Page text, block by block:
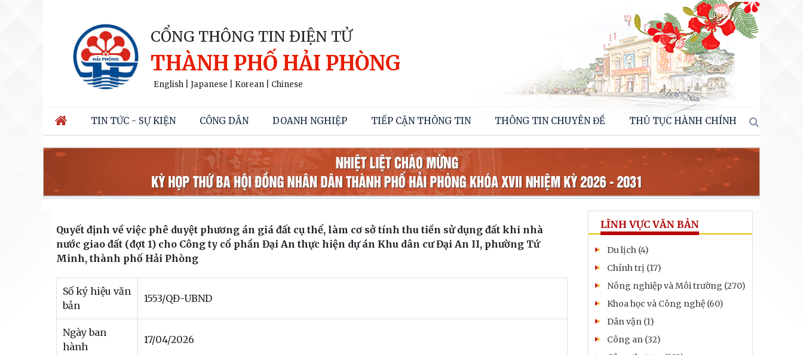
CỔNG THÔNG TIN ĐIỆN TỬ
THÀNH PHỐ HẢI PHÒNG
English Japanese Korean Chinese
TIN TỨC - SỰ KIỆN CÔNG DÂN DOANH NGHIỆP TIẾP CẬN THÔNG TIN THÔNG TIN CHUYÊN ĐỀ THỦ TỤC HÀNH CHÍNH
Quyết định về việc phê duyệt phương án giá đất cụ thể, làm cơ sở tính thu tiền sử dụng đất khi nhà
nước giao đất (đợt 1) cho Công ty cổ phần Đại An thực hiện dự án Khu dân cư Đại An II, phường Tứ
Minh, thành phố Hải Phòng
Số ký hiệu văn
bản
1553/QĐ-UBND
Ngày ban
hành
17/04/2026
LĨNH VỰC VĂN BẢN
Du lịch (4)
Chính trị (17)
Nông nghiệp và Môi trường (270)
Khoa học và Công nghệ (60)
Dân vận (1)
Công an (32)